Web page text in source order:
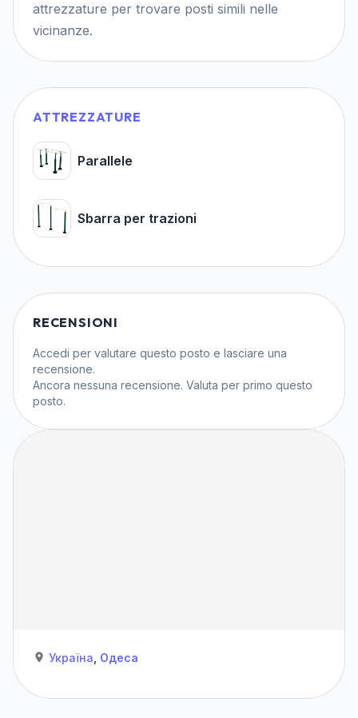
attrezzature per trovare posti simili nelle
vicinanze.
ATTREZZATURE
Parallele
Sbarra per trazioni
RECENSIONI
Accedi per valutare questo posto e lasciare una
recensione.
Ancora nessuna recensione. Valuta per primo questo
posto.
Україна Одеса